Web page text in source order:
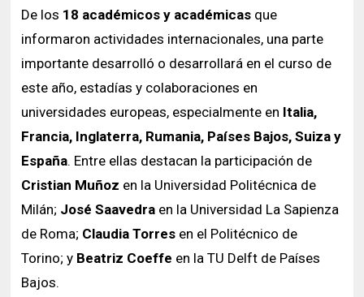
De los 18 académicos y académicas que
informaron actividades internacionales, una parte
importante desarrolló o desarrollará en el curso de
este año, estadías y colaboraciones en
universidades europeas, especialmente en Italia,
Francia, Inglaterra, Rumania, Países Bajos, Suiza y
España. Entre ellas destacan la participación de
Cristian Muñoz en la Universidad Politécnica de
Milán; José Saavedra en la Universidad La Sapienza
de Roma; Claudia Torres en el Politécnico de
Torino; y Beatriz Coeffe en la TU Delft de Países
Bajos.